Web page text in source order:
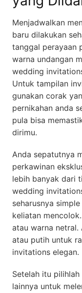
Menjadwalkan
baru dilakukan
tanggal perayaan
warna undangan
wedding
Untuk tampilan
gunakan corak
pernikahan anda
pula bisa
dirimu.
Anda sepatutnya
perkawinan
lebih banyak dari
wedding
seharusnya
keliatan
atau warna netral.
atau putih untuk
invitations elegan.
Setelah itu
lainnya untuk